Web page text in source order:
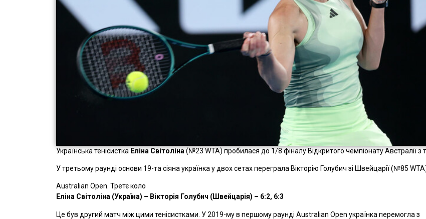
Українська тенісисткаЕліна Світоліна(№23 WTA) пробилася до 1/8 фіналу Відкритого чемпіонату Австралії з
У третьому раунді основи 19-та сіяна українка у двох сетах переграла Вікторію Голубич зі Швейцарії (№85
Australian Open. Третє коло
Еліна Світоліна (Україна) – Вікторія Голубич (Швейцарія) – 6:2, 6:3
Це був другий матч між цими тенісистками. У 2019-му в першому раунді Australian Open українка перемогла з